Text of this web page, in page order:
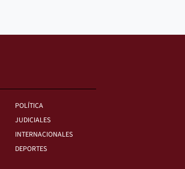
POLÍTICA
JUDICIALES
INTERNACIONALES
DEPORTES